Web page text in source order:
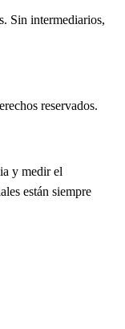
Sin intermediarios,
reservados.
y medir el
están siempre